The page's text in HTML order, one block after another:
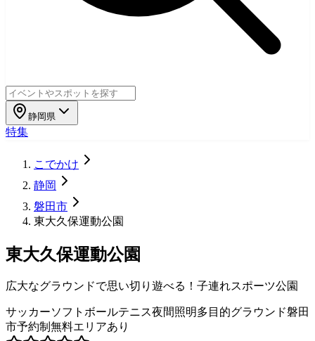
静岡県
特集
こでかけ
静岡
磐田市
東大久保運動公園
東大久保運動公園
広大なグラウンドで思い切り遊べる！子連れスポーツ公園
サッカーソフトボールテニス夜間照明多目的グラウンド磐田
市予約制 無料エリアあり